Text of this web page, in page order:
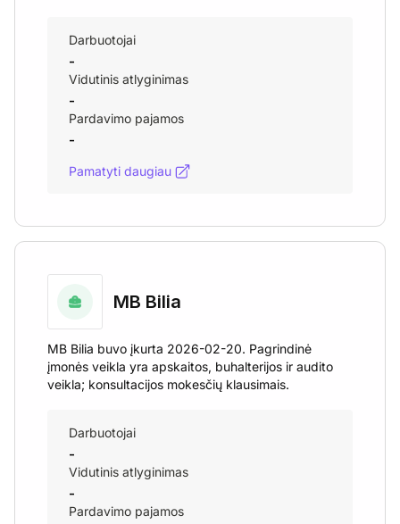
Darbuotojai
-
Vidutinis atlyginimas
-
Pardavimo pajamos
-
Pamatyti daugiau
MB Bilia
MB Bilia buvo įkurta 2026-02-20. Pagrindinė
įmonės veikla yra apskaitos, buhalterijos ir audito
veikla; konsultacijos mokesčių klausimais.
Darbuotojai
-
Vidutinis atlyginimas
-
Pardavimo pajamos